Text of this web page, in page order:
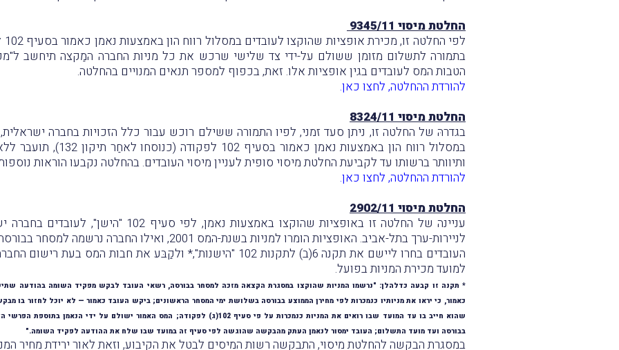
החלטת מיסוי 9345/11
בתמורה לתשלום מזומן ששולם על-ידי צד שלישי שרכש את כל מניות החברה המַקצה תיחשב
הטבות המס לעובדים בגין אופציות אלו. זאת, בכפוף למספר תנאים המנויים בהחלטה.
להורדת ההחלטה, לחצו כאן.
החלטת מיסוי 8324/11
בגדרהּ של החלטה זו, ניתן סעד זמני, לפיו התמורה ששילם רוכש עבור כלל הזכויות בחברה
במסלול רווח הון באמצעות נאמן
ותיוותר ברשותו עד לקביעת החלטת מיסוי סופית לעניין מיסוי העובדים. בהחלטה נקבעו הוראות
להורדת ההחלטה, לחצו כאן.
החלטת מיסוי 2902/11
עניינה של החלטה זו באופציות שהוקצו באמצעות
לניירות-ערך בתל-אביב. האופציות הומרו למניות בשנת-המס 2001, ואילו החברה נרשמה למסחר בבורסה בשנת-המס 2002.
העובדים בחרו ליישם את תקנה 6(ב) לתקנות 102 "הישנות",* ולקַבּע את
למועד מכירת המניות בפועל.
כאמור, כי יראו את מניותיו כנמכרות לפי מחירן הממוצע בבורסה בשלושת ימי המסחר הראשונים; ביקש העובד כאמור — לא יוכל לחזור בו
שהוא חייב בו עד המועד שבו רואים את המניות כנמכרות על פי סעיף 102(ג) לפקודה; המס האמור ישולם
בבורסה ועד מועד התשלום; העובד ימסור לנאמן העתק מהבקשה שהוגשה לפי סעיף זה במועד שבו שלח את ההודעה לפקיד השומה."
במסגרת הבקשה להחלטת מיסוי, התבקשה רשות המיסים לבטל את הקיבוע, וזאת לאור ירידת מחיר